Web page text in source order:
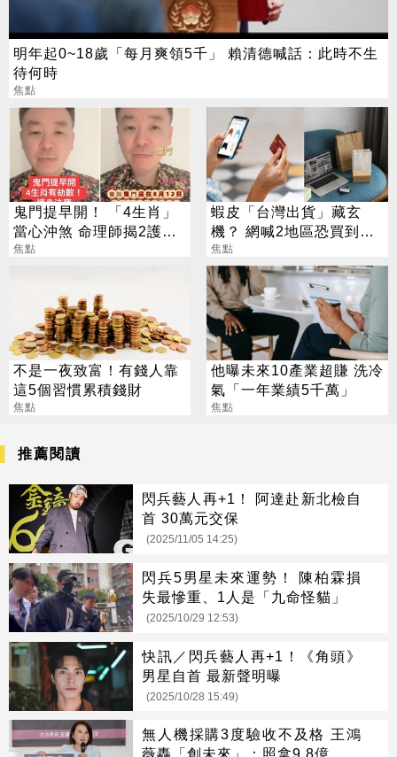
明年起0~18歲「每月爽領5千」 賴清德喊話：此時不生
待何時
焦點
鬼門提早開！ 「4生肖」
當心沖煞 命理師揭2護身
法寶
焦點
蝦皮「台灣出貨」藏玄
機？ 網喊2地區恐買到假
貨 專家揭真相
焦點
不是一夜致富！有錢人靠
這5個習慣累積錢財
焦點
他曝未來10產業超賺 洗冷
氣「一年業績5千萬」
焦點
推薦閱讀
閃兵藝人再+1！ 阿達赴新北檢自
首 30萬元交保
(2025/11/05 14:25)
閃兵5男星未來運勢！ 陳柏霖損
失最慘重、1人是「九命怪貓」
(2025/10/29 12:53)
快訊／閃兵藝人再+1！《角頭》
男星自首 最新聲明曝
(2025/10/28 15:49)
無人機採購3度驗收不及格 王鴻
薇轟「創未來」：照拿9.8億